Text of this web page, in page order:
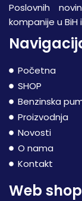
Poslovnih
kompanije u BiH
Početna
SHOP
Benzinska
Proizvodnja
Novosti
O nama
Kontakt
Web shop